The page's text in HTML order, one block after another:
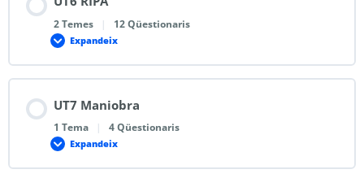
2 Temes | 12 Qüestionaris
Expandeix
UT7 Maniobra
1 Tema | 4 Qüestionaris
Expandeix